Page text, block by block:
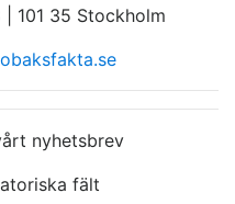
101 35 Stockholm
nyhetsbrev
fält